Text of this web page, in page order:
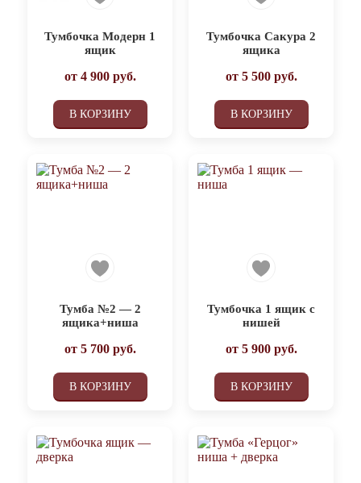
Тумбочка Модерн 1
ящик
от 4 900руб.
В КОРЗИНУ
Тумбочка Сакура 2
ящика
от 5 500руб.
В КОРЗИНУ
Тумба №2 — 2
ящика+ниша
от 5 700руб.
В КОРЗИНУ
Тумбочка 1 ящик с
нишей
от 5 900руб.
В КОРЗИНУ